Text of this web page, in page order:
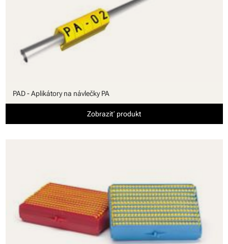
PAD - Aplikátory na návlečky PA
Zobraziť produkt